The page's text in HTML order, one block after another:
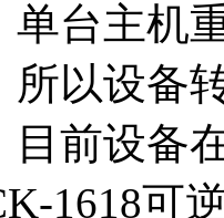
单台主机
所以设备
目前设备
1618可